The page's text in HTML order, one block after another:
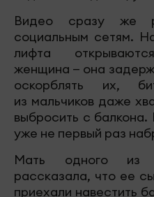
Видео сразу же
социальным сетям.
лифта
женщина — она
оскорблять их,
из мальчиков даже
выбросить с балкона.
уже не первый раз
Мать одного из
рассказала, что ее
приехали навестить